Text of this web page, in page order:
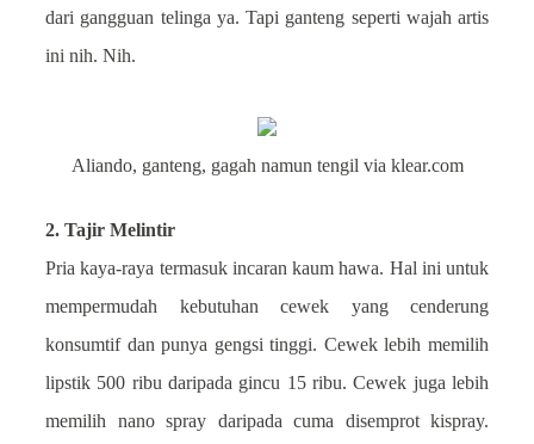
dari gangguan telinga ya. Tapi ganteng seperti wajah artis
ini nih. Nih.
Aliando, ganteng, gagah namun tengil via klear.com
2. Tajir Melintir
Pria kaya-raya termasuk incaran kaum hawa. Hal ini untuk
mempermudah kebutuhan cewek yang cenderung
konsumtif dan punya gengsi tinggi. Cewek lebih memilih
lipstik 500 ribu daripada gincu 15 ribu. Cewek juga lebih
memilih nano spray daripada cuma disemprot kispray.